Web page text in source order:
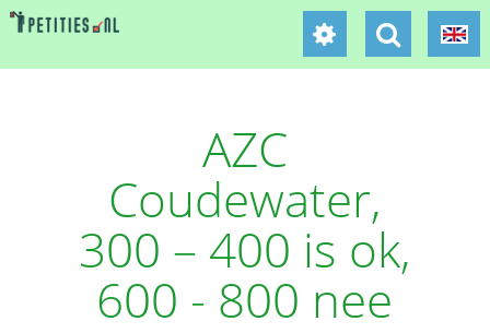
AZC
Coudewater,
300 – 400 is ok,
600 - 800 nee